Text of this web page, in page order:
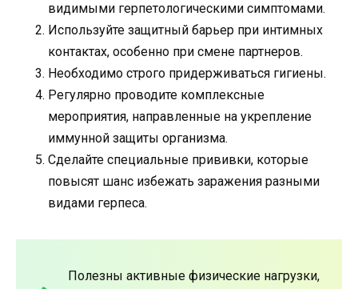
видимыми герпетологическими симптомами.
Используйте защитный барьер при интимных
контактах, особенно при смене партнеров.
Необходимо строго придерживаться гигиены.
Регулярно проводите комплексные
мероприятия, направленные на укрепление
иммунной защиты организма.
Сделайте специальные прививки, которые
повысят шанс избежать заражения разными
видами герпеса.
Полезны активные физические нагрузки,